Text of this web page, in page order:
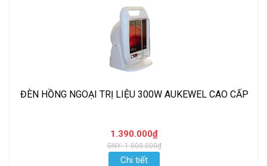
ĐÈN HỒNG NGOẠI TRỊ LIỆU 300W AUKEWEL CAO CẤP
1.390.000₫
GNY: 1.500.000₫
Chi tiết